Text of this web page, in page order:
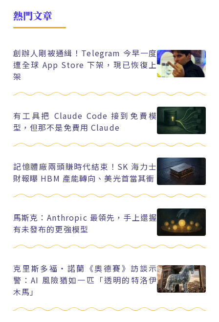
熱門文章
創辦人剛被通緝！Telegram 今早一度
遭全球 App Store 下架，現已恢復上
架
有工具把 Claude Code 接到免費模
型，但那不是免費用 Claude
記憶體廠兩頭賺時代結束！SK 海力士
財報曝 HBM 產能轉向、美光首當其衝
馬斯克：Anthropic 最領先，手上還握
有未發布的更強模型
克里斯多福・諾蘭《奧德賽》訪談示
警：AI 風險猶如一匹「透明的特洛伊
木馬」